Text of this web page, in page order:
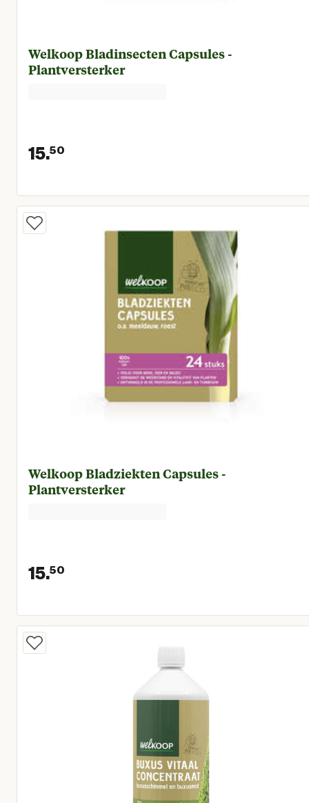
Welkoop Bladinsecten Capsules -
Plantversterker
15.50
Huidige prijs € 15,50
Welkoop Bladziekten Capsules -
Plantversterker
15.50
Huidige prijs € 15,50